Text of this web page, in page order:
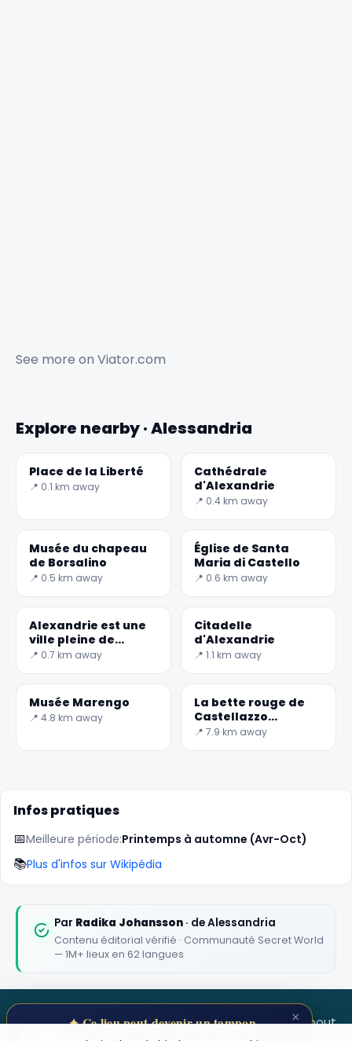
See more on Viator.com
Explore nearby · Alessandria
Place de la Liberté
📍 0.1 km away
Cathédrale
d'Alexandrie
📍 0.4 km away
Musée du chapeau
de Borsalino
📍 0.5 km away
Église de Santa
Maria di Castello
📍 0.6 km away
Alexandrie est une
ville pleine de
choses à voir, avec
📍 0.7 km away
Citadelle
d'Alexandrie
📍 1.1 km away
Musée Marengo
📍 4.8 km away
La bette rouge de
Castellazzo
Bormida
📍 7.9 km away
Infos pratiques
📅Meilleure période:Printemps à automne (Avr-Oct)
📚Plus d'infos sur Wikipédia
Par Radika Johansson · de Alessandria
Contenu éditorial vérifié · Communauté Secret World
— 1M+ lieux en 62 langues
SECRET WORLD TermsPrivacyAbout
★★★★★
1,000,000+ places in your pocket. Free.
×
✦ Ce lieu peut devenir un tampon